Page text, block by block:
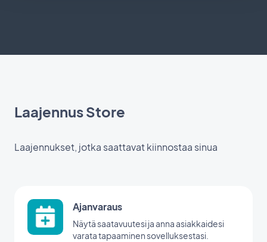
Laajennus Store
Laajennukset, jotka saattavat kiinnostaa sinua
Ajanvaraus
Näytä saatavuutesi ja anna asiakkaidesi
varata tapaaminen sovelluksestasi.